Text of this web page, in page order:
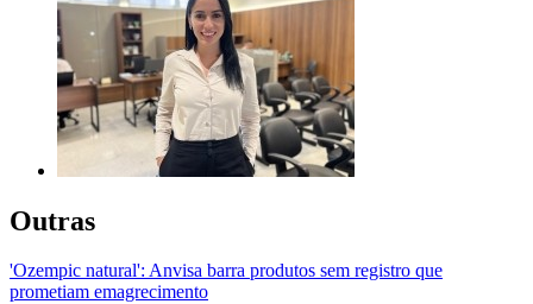
Outras
'Ozempic natural': Anvisa barra produtos sem registro que
prometiam emagrecimento